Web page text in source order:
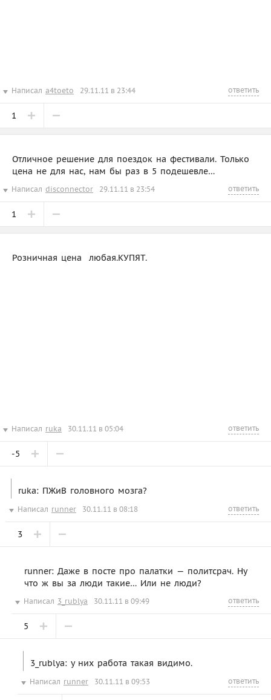
Написал a4toeto 29.11.11 в 23:44 ответить
1
Отличное решение для поездок на фестивали. Только
цена не для нас, нам бы раз в 5 подешевле…
Написал disconnector 29.11.11 в 23:54 ответить
1
Розничная цена  любая.КУПЯТ.
Написал ruka 30.11.11 в 05:04 ответить
-5
ruka: ПЖиВ головного мозга?
Написал runner 30.11.11 в 08:18 ответить
3
runner: Даже в посте про палатки — политсрач. Ну
что ж вы за люди такие… Или не люди?
Написал 3_rublya 30.11.11 в 09:49 ответить
5
3_rublya: у них работа такая видимо.
Написал runner 30.11.11 в 09:53 ответить